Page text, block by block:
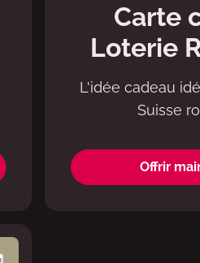
Carte
Loterie
L'idée cadeau
Suisse
Offrir